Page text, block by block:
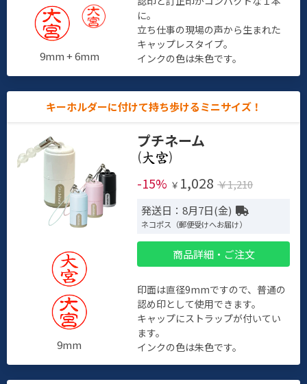
9mm + 6mm
に。
立ち仕事の現場の声から生まれた
キャップレスタイプ。
インクの色は朱色です。
キーホルダーに付けて持ち歩けるミニサイズ！
9mm
プチネーム
(
)
-15% ￥ 1,028 ￥1,210
発送日：8月7日(金)
ネコポス（郵便受けへお届け）
商品詳細・ご注文
印面は直径9mmですので、普通の
認め印として使用できます。
キャップにストラップが付いてい
ます。
インクの色は朱色です。